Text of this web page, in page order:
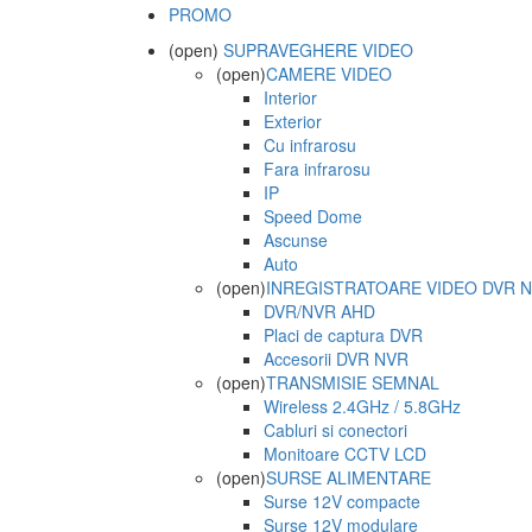
PROMO
(open) SUPRAVEGHERE VIDEO
(open)CAMERE VIDEO
Interior
Exterior
Cu infrarosu
Fara infrarosu
IP
Speed Dome
Ascunse
Auto
(open)INREGISTRATOARE VIDEO DVR
DVR/NVR AHD
Placi de captura DVR
Accesorii DVR NVR
(open)TRANSMISIE SEMNAL
Wireless 2.4GHz / 5.8GHz
Cabluri si conectori
Monitoare CCTV LCD
(open)SURSE ALIMENTARE
Surse 12V compacte
Surse 12V modulare